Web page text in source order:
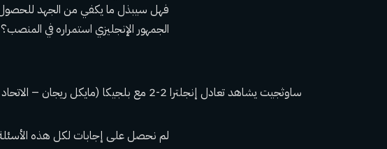
فهل سيبذل ما يكفي من الجهد
الجمهور الإنجليزي استمراره في
ساوثجيت يشاهد تعادل إنجلترا 2-2 مع بلجيكا (مايكل ريجان – الاتحاد الإنجليزي / الاتحاد الإنجليزي عبر Getty Images)
لم نحصل على إجابات لكل هذه